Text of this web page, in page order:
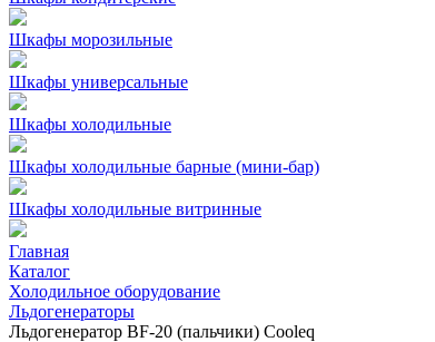
Шкафы морозильные
Шкафы универсальные
Шкафы холодильные
Шкафы холодильные барные (мини-бар)
Шкафы холодильные витринные
Главная
Каталог
Холодильное оборудование
Льдогенераторы
Льдогенератор BF-20 (пальчики) Cooleq